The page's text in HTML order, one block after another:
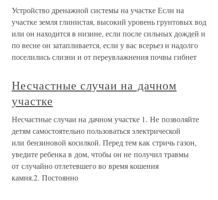
Устройство дренажной системы на участке Если на
участке земля глинистая, высокий уровень грунтовых вод
или он находится в низине, если после сильных дождей и
по весне он затапливается, если у вас всерьез и надолго
поселились слизни и от переувлажнения почвы гибнет
Несчастные случаи на дачном
участке
Несчастные случаи на дачном участке 1. Не позволяйте
детям самостоятельно пользоваться электрической
или бензиновой косилкой. Перед тем как стричь газон,
уведите ребенка в дом, чтобы он не получил травмы
от случайно отлетевшего во время кошения
камня.2. Постоянно